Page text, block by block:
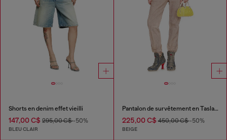
Shorts en denim effet vieilli
147,00 C$ 295,00 C$-50%
BLEU CLAIR
Pantalon de survêtement en Taslan traité
225,00 C$450,00 C$-50%
BEIGE